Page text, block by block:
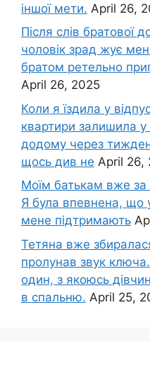
іншої мети. April 26,
Після слів братової
чоловік зpад жує
братом ретельно
April 26, 2025
Коли я їздила у
квартири залишила
додому через
щось див не April 26,
Моїм батькам вже за
Я була впевнена, що
мене підтримають
Тетяна вже
пролунав звук ключа.
один, з якоюсь
в спальню. April 25,